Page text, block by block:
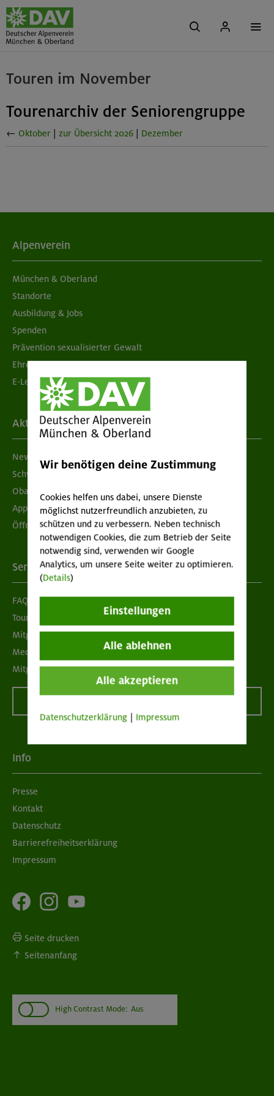
Touren im November
Tourenarchiv der Seniorengruppe
← Oktober zur Übersicht 2026 Dezember
Alpenverein
München & Oberland
Standorte
Ausbildung & Jobs
Spenden
Prävention sexualisierter Gewalt
Ehrenamtsbörse
E-Learning
Aktuelles
Newsletter
Schwarzes Brett
Obacht geben!
App "Mein DAV+"
Öffnungszeiten
Services
FAQ
Tour der Woche
Mitgliedermagazin alpinwelt
Mediadaten
Mitgliedschaft kündigen
Info
Presse
Kontakt
Datenschutz
Barrierefreiheitserklärung
Impressum
Seite drucken
Seitenanfang
High Contrast Mode: Aus
Wir benötigen deine Zustimmung
Cookies helfen uns dabei, unsere Dienste
möglichst nutzerfreundlich anzubieten, zu
schützen und zu verbessern. Neben technisch
notwendigen Cookies, die zum Betrieb der Seite
notwendig sind, verwenden wir Google
Analytics, um unsere Seite weiter zu optimieren.
(Details)
Einstellungen
Alle ablehnen
Alle akzeptieren
Datenschutzerklärung Impressum